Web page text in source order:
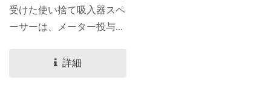
受けた使い捨て吸入器スペ
ーサーは、メーター投与吸
気をマウスピースを通じて
詳細